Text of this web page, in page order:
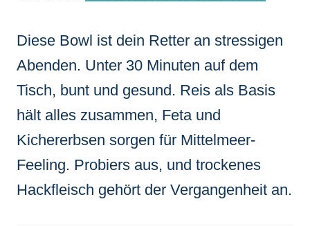
Diese Bowl ist dein Retter an stressigen
Abenden. Unter 30 Minuten auf dem
Tisch, bunt und gesund. Reis als Basis
hält alles zusammen, Feta und
Kichererbsen sorgen für Mittelmeer-
Feeling. Probiers aus, und trockenes
Hackfleisch gehört der Vergangenheit an.